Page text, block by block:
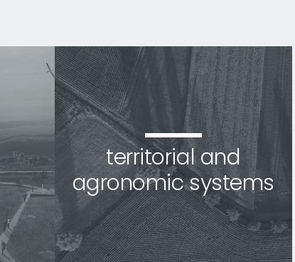
territorial and
agronomic systems